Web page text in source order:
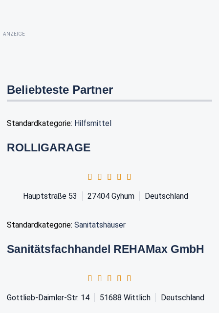
ANZEIGE
Beliebteste Partner
Standardkategorie: Hilfsmittel
ROLLIGARAGE
Hauptstraße 53 27404 Gyhum Deutschland
Standardkategorie: Sanitätshäuser
Sanitätsfachhandel REHAMax GmbH
Gottlieb-Daimler-Str. 14 51688 Wittlich Deutschland